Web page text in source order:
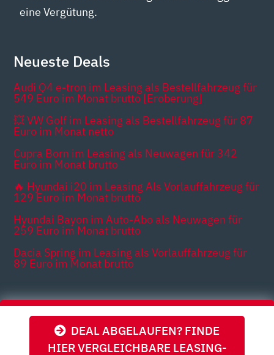
DEAL ABGELAUFEN? FINDE
HIER VERGLEICHBARE LEASING-
eine Vergütung.
Neueste Deals
Audi Q4 e-tron im Leasing als Bestellfahrzeug für
549 Euro im Monat brutto [Eroberung]
💥 VW Golf im Leasing als Bestellfahrzeug für 87
Euro im Monat netto
Cupra Born im Leasing als Neuwagen für 342
Euro im Monat brutto
🔥 Hyundai i20 im Leasing Als Vorlauffahrzeug für
129 Euro im Monat brutto
Hyundai Bayon im Auto-Abo als Neuwagen für
259 Euro im Monat brutto
Dacia Spring im Leasing als Vorlauffahrzeug für
89 Euro im Monat brutto